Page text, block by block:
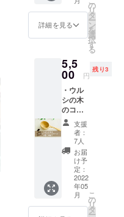
国のウルシ
の木の植栽
活動を応援
す。2020年
には植栽資
金支援のた
めに『ウル
シの木の活
用プロジェ
クト』をス
タートさせ
ルシ染
め 手ぬ
ぐい＆
ハンカ
チ セッ
文うる
しパー
ク活動
＆天ぷ
ら会
（また
は「漆
の木を
植える
箸」）4
月23日
or 25日
プロ
ジェク
トの趣
旨にご
詳細を見る
の
リ
タ
ー
ン
を
選
択
す
る
5,5
00 円
残り3
・ウル
シの木
のコー
ヒーメ
ジャー
スプー
ン （送
料込
み）
サイズ
（手仕
事のた
め凡そ
支援
者：
7人
お届
け予
定：
2022
年05
月
こ
の
リ
タ
ー